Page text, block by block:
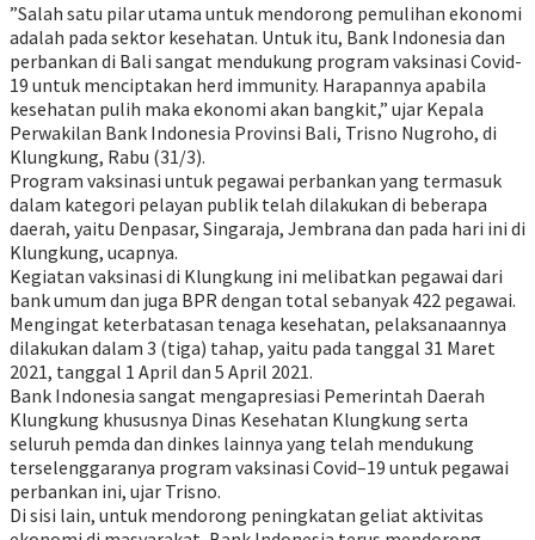
”Salah satu pilarutama untuk mendorong pemulihan ekonomi
adalah pada sektor kesehatan. Untuk itu, Bank Indonesia dan
perbankan di Bali sangat mendukung program vaksinasi Covid-
19 untuk menciptakan herd immunity. Harapannya apabila
kesehatan pulih maka ekonomi akan bangkit,” ujar Kepala
Perwakilan Bank Indonesia Provinsi Bali, Trisno Nugroho, di
Klungkung, Rabu (31/3).
Program vaksinasi untuk pegawai perbankan yang termasuk
dalam kategori pelayan publik telah dilakukan di beberapa
daerah, yaitu Denpasar, Singaraja, Jembrana dan pada hari ini di
Klungkung, ucapnya.
Kegiatan vaksinasi di Klungkung ini melibatkan pegawai dari
bank umum dan juga BPR dengan total sebanyak 422 pegawai.
Mengingat keterbatasan tenaga kesehatan, pelaksanaannya
dilakukan dalam 3 (tiga) tahap, yaitu pada tanggal 31 Maret
2021, tanggal 1 April dan 5 April 2021.
Bank Indonesia sangat mengapresiasi Pemerintah Daerah
Klungkung khususnya Dinas Kesehatan Klungkung serta
seluruh pemda dan dinkes lainnya yang telah mendukung
terselenggaranya program vaksinasi Covid–19 untuk pegawai
perbankan ini, ujar Trisno.
Di sisi lain, untuk mendorong peningkatan geliataktivitas